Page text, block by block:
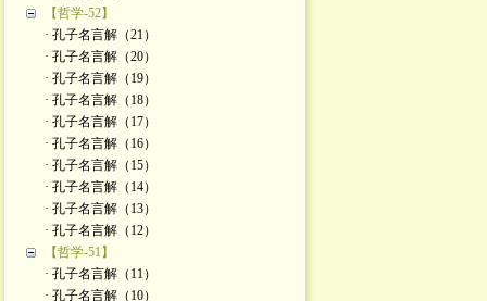
【哲学-52】
· 孔子名言解（21）
· 孔子名言解（20）
· 孔子名言解（19）
· 孔子名言解（18）
· 孔子名言解（17）
· 孔子名言解（16）
· 孔子名言解（15）
· 孔子名言解（14）
· 孔子名言解（13）
· 孔子名言解（12）
【哲学-51】
· 孔子名言解（11）
· 孔子名言解（10）